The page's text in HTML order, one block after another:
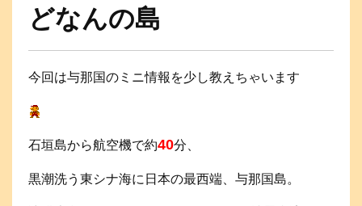
どなんの島
今回は与那国のミニ情報を少し教えちゃいます
石垣島から航空機で約40分、
黒潮洗う東シナ海に日本の最西端、与那国島。